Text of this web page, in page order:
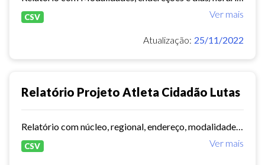
Ver mais
CSV
Atualização: 25/11/2022
Relatório Projeto Atleta Cidadão Lutas
Ver mais
CSV